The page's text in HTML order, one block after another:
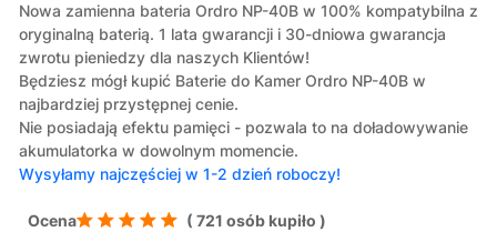
Nowa zamienna bateria Ordro NP-40B w 100% kompatybilna z
oryginalną baterią. 1 lata gwarancji i 30-dniowa gwarancja
zwrotu pieniedzy dla naszych Klientów!
Będziesz mógł kupić Baterie do Kamer Ordro NP-40B w
najbardziej przystępnej cenie.
Nie posiadają efektu pamięci - pozwala to na doładowywanie
akumulatorka w dowolnym momencie.
Wysyłamy najczęściej w 1-2 dzień roboczy!
Ocena ( 721 osób kupiło )